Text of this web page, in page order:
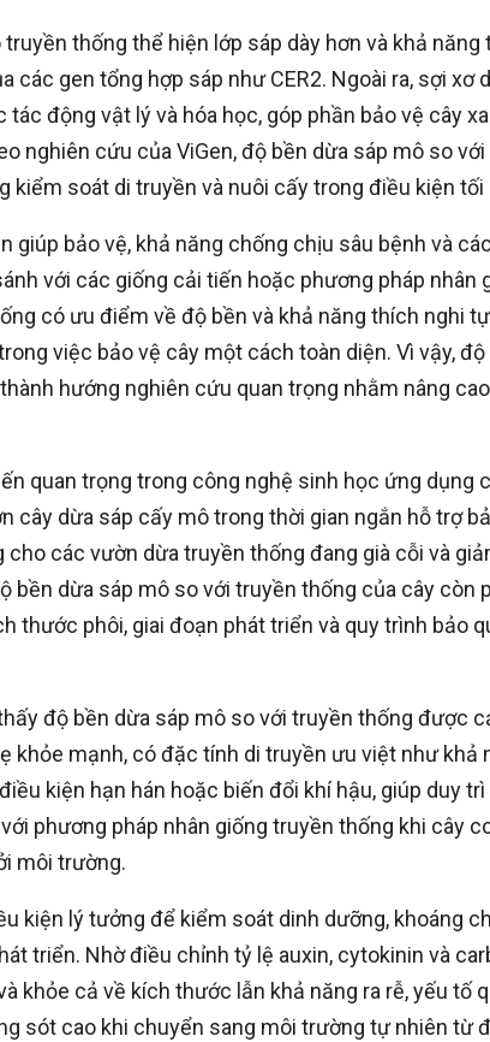
thống thể hiện lớp sáp dày hơn và khả năng
các gen tổng hợp sáp như CER2. Ngoài ra, sợi xơ
động vật lý và hóa học, góp phần bảo vệ cây
nghiên cứu của ViGen, độ bền dừa sáp mô so
kiểm soát di truyền và nuôi cấy trong điều kiện tối
giúp bảo vệ, khả năng chống chịu sâu bệnh và
với các giống cải tiến hoặc phương pháp nhân
có ưu điểm về độ bền và khả năng thích nghi
việc bảo vệ cây một cách toàn diện. Vì vậy,
hướng nghiên cứu quan trọng nhằm nâng
quan trọng trong công nghệ sinh học ứng dụng
cây dừa sáp cấy mô trong thời gian ngắn hỗ trợ
cho các vườn dừa truyền thống đang già cỗi và
bền dừa sáp mô so với truyền thống của cây còn
thước phôi, giai đoạn phát triển và quy trình bảo
độ bền dừa sáp mô so với truyền thống được
khỏe mạnh, có đặc tính di truyền ưu việt như khả
kiện hạn hán hoặc biến đổi khí hậu, giúp duy
phương pháp nhân giống truyền thống khi cây
môi trường.
kiện lý tưởng để kiểm soát dinh dưỡng, khoáng
triển. Nhờ điều chỉnh tỷ lệ auxin, cytokinin và
khỏe cả về kích thước lẫn khả năng ra rễ, yếu tố
sót cao khi chuyển sang môi trường tự nhiên từ